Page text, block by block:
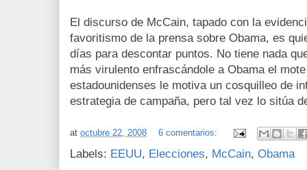
El discurso de McCain, tapado con la
favoritismo de la prensa sobre Obama, es
días para descontar puntos. No tiene nada
más virulento enfrascándole a Obama el
estadounidenses le motiva un cosquilleo de
estrategia de campaña, pero tal vez lo sitúa
at octubre 22, 2008 6 comentarios:
Labels: EEUU, Elecciones, McCain, Obama